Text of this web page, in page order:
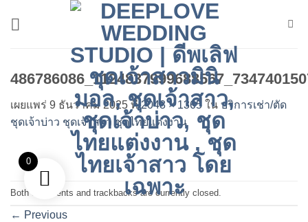
เผยแพร่ 9 ธันวาคม 2025ที่2048 × 1365 ใน บริการเช่า/ตัด
ชุดเจ้าบ่าว ชุดเจ้าสาว ชุดไทยแต่งงาน
Both comments and trackbacks are currently closed.
← Previous
0